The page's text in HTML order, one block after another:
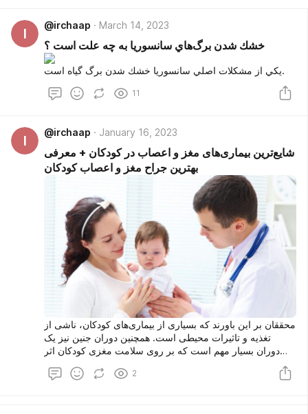
I
@irchaap March 14, 2023
خشك شدن برگ‌هاي سانسوريا به چه علت است ؟
يكي از مشكلات اصلي سانسوريا خشك شدن برگ گياه است.
11
I
@irchaap January 16, 2023
شایع‌ترین بیماری‌های مغز و اعصاب در کودکان + معرفی
بهترین جراح مغز و اعصاب کودکان
محققان بر این باورند که بسیاری از بیماری‌های کودکان، ناشی از
تغذیه و تاثیرات محیطی است. همچنین دوران جنین نیز یک
دوران بسیار مهم است که بر روی سلامت مغزی کودکان اثر
گذار است. در این مقاله قصد داریم تا در مورد بیماری‌های مغز و
اعصاب کودکان مطالب جالب توجهی را با شما به اشتراک
2